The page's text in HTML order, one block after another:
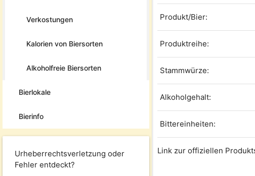
Verkostungen
Kalorien von Biersorten
Alkoholfreie Biersorten
Bierlokale
Bierinfo
Urheberrechtsverletzung oder
Fehler entdeckt?
Produkt/Bier:
Produktreihe:
Stammwürze:
Alkoholgehalt:
Bittereinheiten:
Link zur offiziellen